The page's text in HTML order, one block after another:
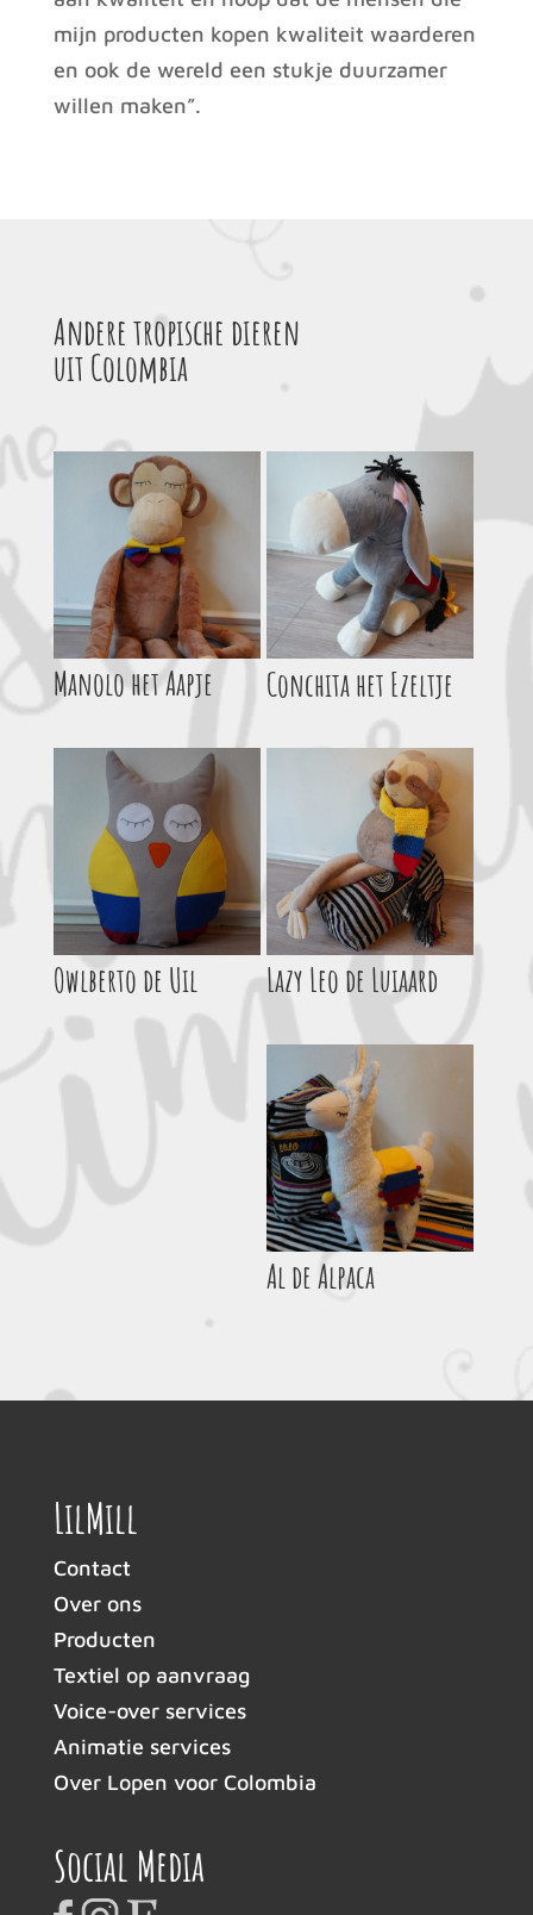
mijn producten kopen kwaliteit waarderen
en ook de wereld een stukje duurzamer
willen maken”.
Andere tropische dieren
uit Colombia
Manolo het Aapje
Owlberto de Uil
Conchita het Ezeltje
Lazy Leo de Luiaard
Al de Alpaca
LilMill
Contact
Over ons
Producten
Textiel op aanvraag
Voice-over services
Animatie services
Over Lopen voor Colombia
Social Media